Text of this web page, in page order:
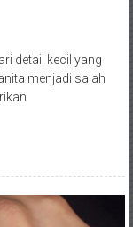
detail kecil yang
menjadi salah